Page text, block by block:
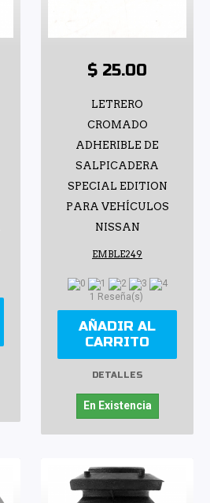
$ 25.00
LETRERO
CROMADO
ADHERIBLE DE
SALPICADERA
SPECIAL EDITION
PARA VEHÍCULOS
NISSAN
EMBLE249
1 Reseña(s)
AÑADIR AL
CARRITO
DETALLES
En Existencia